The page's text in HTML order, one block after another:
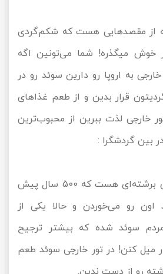
از مقصدهایی هست که شکم‌گردی
خوش میگذره! شما می‌تونین اگه
به اروپا رو دارین سوئد رو در
قرار بدین و از طعم غذاهای
خارجی لذت ببرین از محبوب‌ترین
بین گردشگرا :
• Knäckebröd؛ نان برشته‌ای هست که 500 سال پیش
اون رو می‌خوردن و حالا یکی از
سوئد شده که بیشتر ترجیح
میل کنن! در تور خارجی سوئد طعم